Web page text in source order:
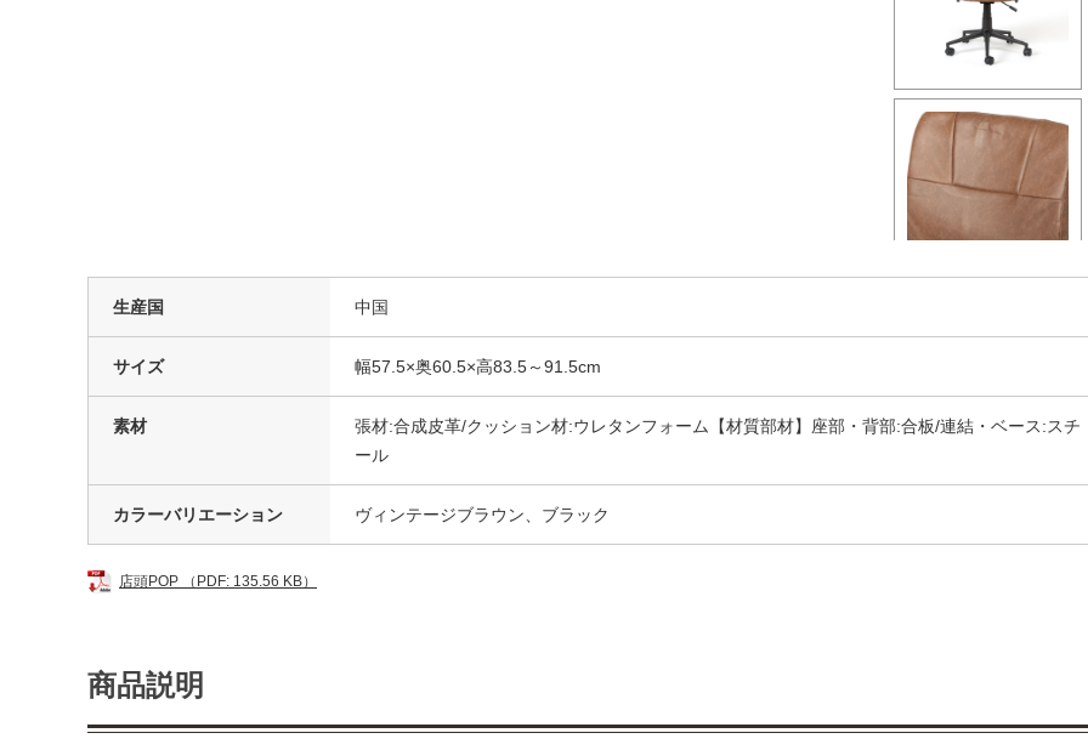
生産国 中国
サイズ 幅57.5×奥60.5×高83.5～91.5cm
素材
張材:合成皮革/クッション材:ウレタンフォーム【材質部材】座部・背部:合板/連結・ベース:スチ
ール
カラーバリエーション ヴィンテージブラウン、ブラック
店頭POP （PDF: 135.56 KB）
商品説明